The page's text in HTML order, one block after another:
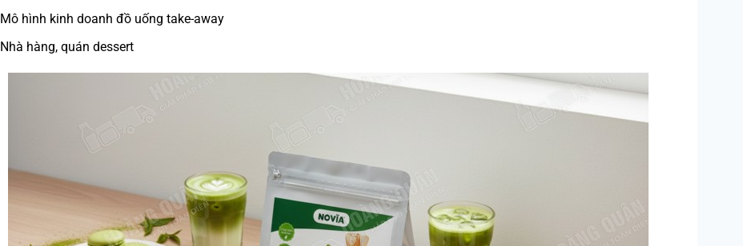
Mô hình kinh doanh đồ uống take-away
Nhà hàng, quán dessert